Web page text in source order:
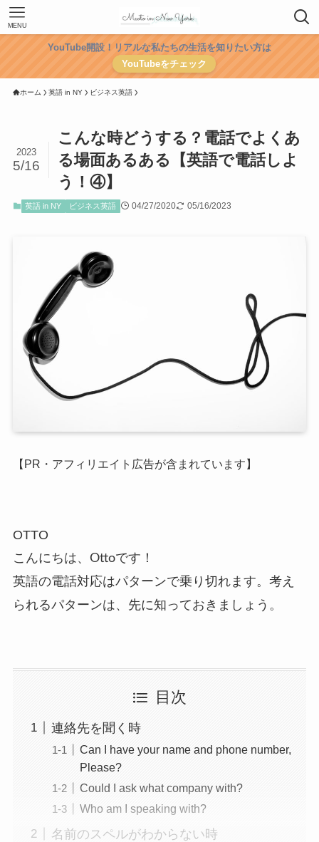
MENU
YouTube開設！リアルな私たちの生活を知りたい方は
YouTubeをチェック
ホーム 英語 in NY ビジネス英語
こんな時どうする？電話でよくあ
る場面あるある【英語で電話しよ
う！④】
2023
5/16
英語 in NY ビジネス英語 04/27/2020 05/16/2023
【PR・アフィリエイト広告が含まれています】
OTTO
こんにちは、Ottoです！
英語の電話対応はパターンで乗り切れます。考え
られるパターンは、先に知っておきましょう。
目次
連絡先を聞く時
Can I have your name and phone number,
Please?
Could I ask what company with?
Who am I speaking with?
名前のスペルがわからない時